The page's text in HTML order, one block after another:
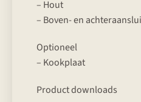
– Hout
– Boven- en
Optioneel
– Kookplaat
Product downloads